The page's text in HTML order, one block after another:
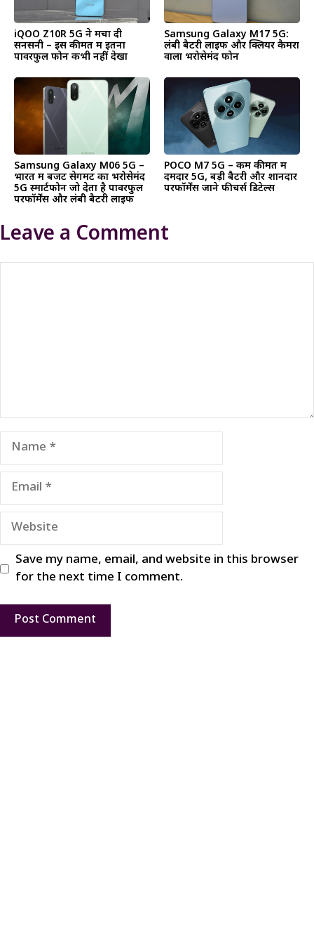
iQOO Z10R 5G ने मचा दी
सनसनी – इस कीमत में इतना
पावरफुल फोन कभी नहीं देखा
Samsung Galaxy M17 5G:
लंबी बैटरी लाइफ और क्लियर कैमरा
वाला भरोसेमंद फोन
Samsung Galaxy M06 5G –
भारत में बजट सेगमेंट का भरोसेमंद
5G स्मार्टफोन जो देता है पावरफुल
परफॉर्मेंस और लंबी बैटरी लाइफ
POCO M7 5G – कम कीमत में
दमदार 5G, बड़ी बैटरी और शानदार
परफॉर्मेंस जाने फीचर्स डिटेल्स
Leave a Comment
Name
Email
Website
Save my name, email, and website in this browser
for the next time I comment.